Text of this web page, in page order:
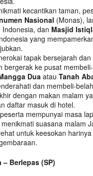
kecantikan taman,
Nasional (Monas),
dan Masjid
yang
tapak bersejarah dan
bergerak ke pusat
Dua atau Tanah
dan membeli-
dengan makan malam
daftar masuk di hotel.
mempunyai masa
suasana malam
untuk keesokan
– Berlepas (SP)